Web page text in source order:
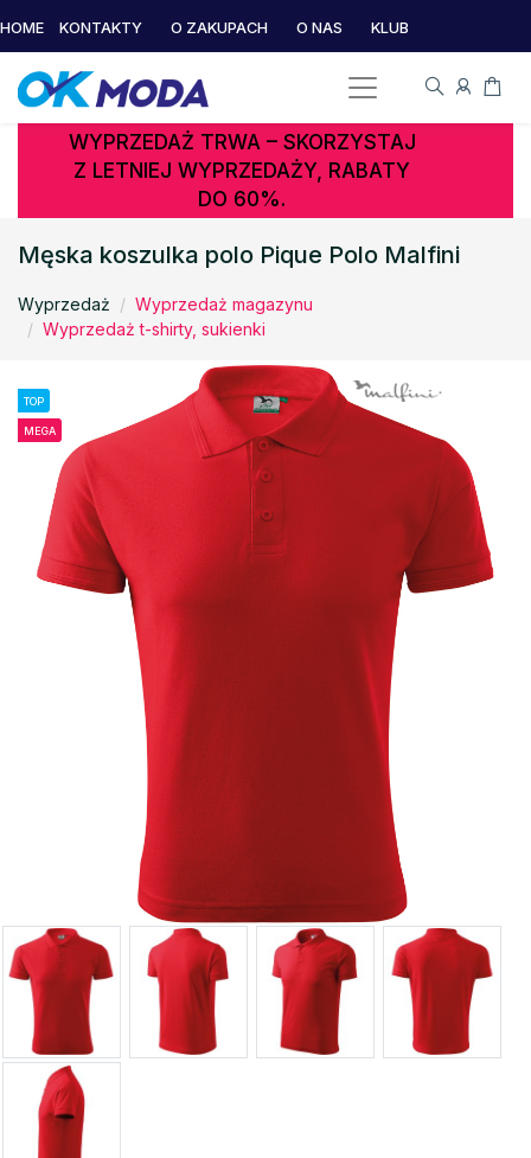
HOME KONTAKTY O ZAKUPACH O NAS KLUB
WYPRZEDAŻ TRWA – SKORZYSTAJ
Z LETNIEJ WYPRZEDAŻY, RABATY
DO 60%.
Męska koszulka polo Pique Polo Malfini
Wyprzedaż
Wyprzedaż magazynu
Wyprzedaż t-shirty, sukienki
TOP
MEGA